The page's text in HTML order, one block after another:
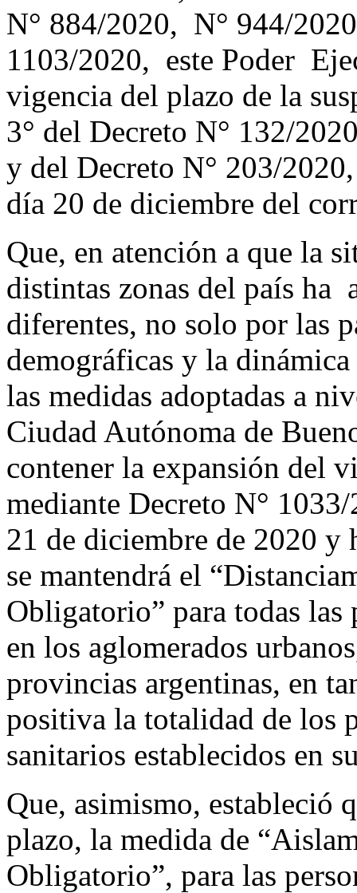
N° 884/2020, N° 944/
1103/2020, este Poder
vigencia del plazo de la
3° del Decreto N° 132/
y del Decreto N° 203/
día 20 de diciembre del
Que, en atención a que la
distintas zonas del país ha
diferentes, no solo por las
demográficas y la
las medidas adoptadas a
Ciudad Autónoma de
contener la expansión del
mediante Decreto N°
21 de diciembre de 2020 y
se mantendrá el
Obligatorio” para todas las
en los aglomerados
provincias argentinas, en
positiva la totalidad de los
sanitarios establecidos en
Que, asimismo,
plazo, la medida de
Obligatorio”, para las